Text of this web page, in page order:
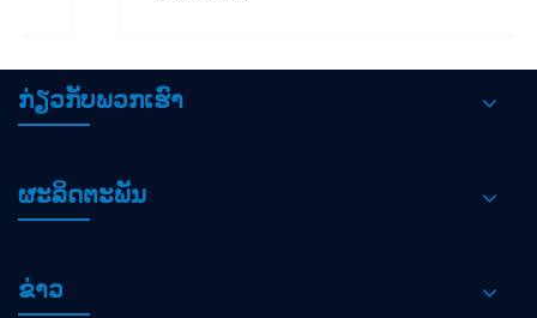
ກ່ຽວກັບພວກເຮົາ
ຜະລິດຕະພັນ
ຂ່າວ